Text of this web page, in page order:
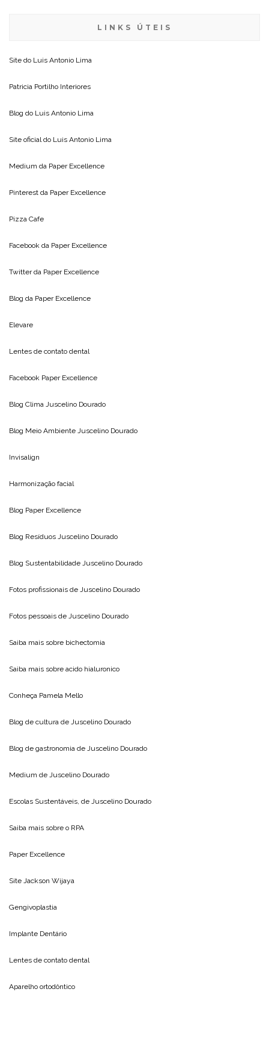
LINKS ÚTEIS
Site do Luis Antonio Lima
Patricia Portilho Interiores
Blog do Luis Antonio Lima
Site oficial do Luis Antonio Lima
Medium da Paper Excellence
Pinterest da Paper Excellence
Pizza Cafe
Facebook da Paper Excellence
Twitter da Paper Excellence
Blog da Paper Excellence
Elevare
Lentes de contato dental
Facebook Paper Excellence
Blog Clima Juscelino Dourado
Blog Meio Ambiente Juscelino Dourado
Invisalign
Harmonização facial
Blog Paper Excellence
Blog Resíduos Juscelino Dourado
Blog Sustentabilidade Juscelino Dourado
Fotos profissionais de Juscelino Dourado
Fotos pessoais de Juscelino Dourado
Saiba mais sobre bichectomia
Saiba mais sobre acido hialuronico
Conheça Pamela Mello
Blog de cultura de Juscelino Dourado
Blog de gastronomia de Juscelino Dourado
Medium de Juscelino Dourado
Escolas Sustentáveis, de Juscelino Dourado
Saiba mais sobre o RPA
Paper Excellence
Site Jackson Wijaya
Gengivoplastia
Implante Dentário
Lentes de contato dental
Aparelho ortodôntico